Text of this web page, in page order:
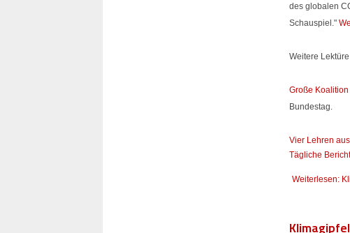
des globalen
Schauspiel."
Weitere
Große
Bundestag.
Vier Lehren
Tägliche
Weiterlesen: